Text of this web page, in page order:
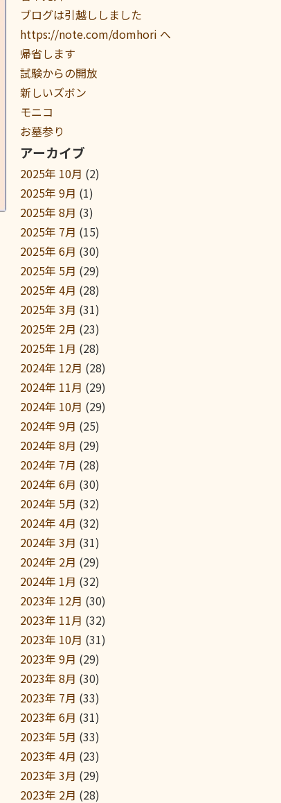
ブログは引越ししました
https://note.com/domhori へ
帰省します
試験からの開放
新しいズボン
モニコ
お墓参り
アーカイブ
2025年 10月 (2)
2025年 9月 (1)
2025年 8月 (3)
2025年 7月 (15)
2025年 6月 (30)
2025年 5月 (29)
2025年 4月 (28)
2025年 3月 (31)
2025年 2月 (23)
2025年 1月 (28)
2024年 12月 (28)
2024年 11月 (29)
2024年 10月 (29)
2024年 9月 (25)
2024年 8月 (29)
2024年 7月 (28)
2024年 6月 (30)
2024年 5月 (32)
2024年 4月 (32)
2024年 3月 (31)
2024年 2月 (29)
2024年 1月 (32)
2023年 12月 (30)
2023年 11月 (32)
2023年 10月 (31)
2023年 9月 (29)
2023年 8月 (30)
2023年 7月 (33)
2023年 6月 (31)
2023年 5月 (33)
2023年 4月 (23)
2023年 3月 (29)
2023年 2月 (28)